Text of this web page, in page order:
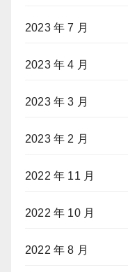
2023 年 7 月
2023 年 4 月
2023 年 3 月
2023 年 2 月
2022 年 11 月
2022 年 10 月
2022 年 8 月